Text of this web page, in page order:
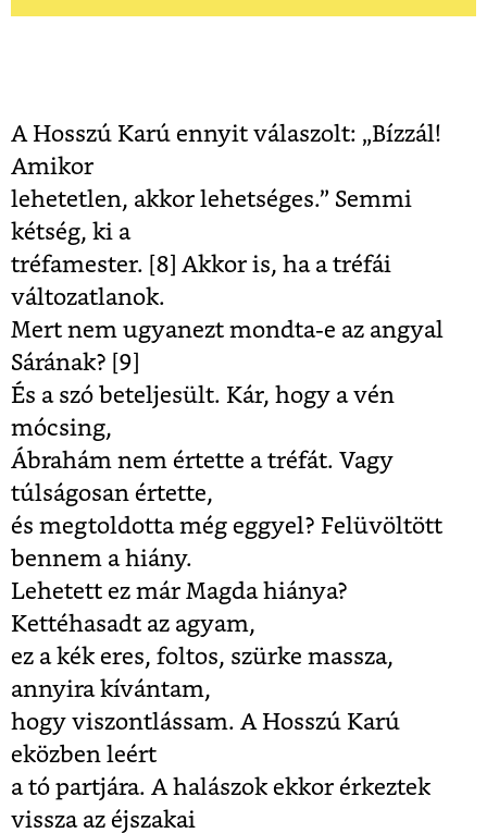
A Hosszú Karú ennyit válaszolt: „Bízzál!
Amikor
lehetetlen, akkor lehetséges.” Semmi
kétség, ki a
tréfamester. [8]
Akkor is, ha a tréfái
változatlanok.
Mert nem ugyanezt mondta-e az angyal
Sárának? [9]
És a szó beteljesült. Kár, hogy a vén
mócsing,
Ábrahám nem értette a tréfát. Vagy
túlságosan értette,
és megtoldotta még eggyel? Felüvöltött
bennem a hiány.
Lehetett ez már Magda hiánya?
Kettéhasadt az agyam,
ez a kék eres, foltos, szürke massza,
annyira kívántam,
hogy viszontlássam. A Hosszú Karú
eközben leért
a tó partjára. A halászok ekkor érkeztek
vissza az éjszakai